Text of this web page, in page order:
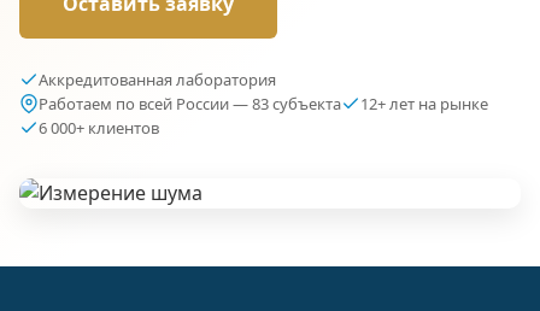
Аккредитованная лаборатория
Работаем по всей России — 83 субъекта
12+ лет на рынке
6 000+ клиентов